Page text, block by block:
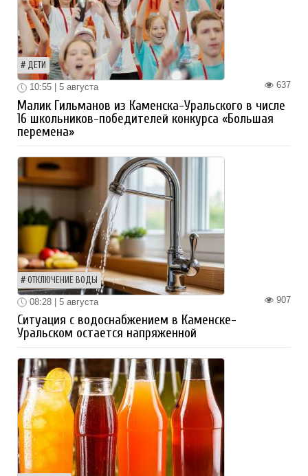
ДЕТИ
637
10:55 | 5 августа
Малик Гильманов из Каменска-Уральского в числе
16 школьников-победителей конкурса «Большая
перемена»
ОТКЛЮЧЕНИЕ ВОДЫ
907
08:28 | 5 августа
Ситуация с водоснабжением в Каменске-
Уральском остается напряженной